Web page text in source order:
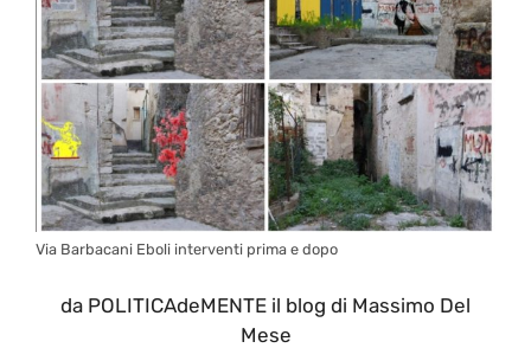
Via Barbacani Eboli interventi prima e dopo
da POLITICAdeMENTE il blog di Massimo Del
Mese